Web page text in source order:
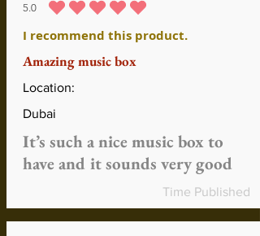
5.0
durchschnittliches Rating ist 5 von 5
I recommend this product.
Amazing music box
Location:
Dubai
It’s such a nice music box to
have and it sounds very good
Time Published